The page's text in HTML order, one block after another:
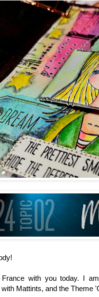
with you today. I
with Mattints, and the Theme